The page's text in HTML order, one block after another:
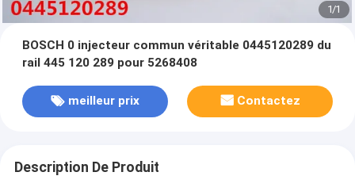
1/1
BOSCH 0 injecteur commun véritable 0445120289 du
rail 445 120 289 pour 5268408
meilleur prix Contactez
Description De Produit